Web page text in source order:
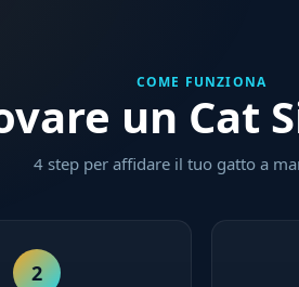
COME FUNZIONA
un Cat
4 step per affidare il tuo gatto a
2